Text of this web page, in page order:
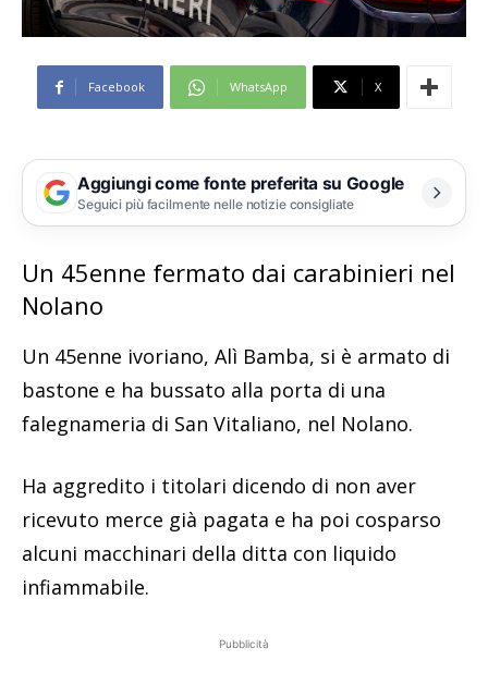
Facebook WhatsApp X
Aggiungi come fonte preferita su Google
Seguici più facilmente nelle notizie consigliate
Un 45enne fermato dai carabinieri nel
Nolano
Un 45enne ivoriano, Alì Bamba, si è armato di
bastone e ha bussato alla porta di una
falegnameria di San Vitaliano, nel Nolano.
Ha aggredito i titolari dicendo di non aver
ricevuto merce già pagata e ha poi cosparso
alcuni macchinari della ditta con liquido
infiammabile.
Pubblicità